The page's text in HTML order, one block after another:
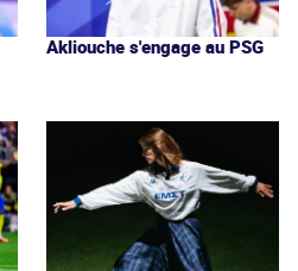
Akliouche s'engage au PSG